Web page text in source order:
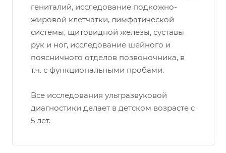
гениталий, исследование подкожно-
жировой клетчатки, лимфатической
системы, щитовидной железы, суставы
рук и ног, исследование шейного и
поясничного отделов позвоночника, в
т.ч. с функциональными пробами.
Все исследования ультразвуковой
диагностики делает в детском возрасте с
5 лет.